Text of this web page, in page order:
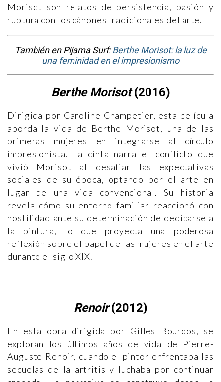
Morisot son relatos de persistencia, pasión y
ruptura con los cánones tradicionales del arte.
También en Pijama Surf:Berthe Morisot: la luz de
una feminidad en el impresionismo
Berthe Morisot(2016)
Dirigida por Caroline Champetier, esta película
aborda la vida de Berthe Morisot, una de las
primeras mujeres en integrarse al círculo
impresionista. La cinta narra el conflicto que
vivió Morisot al desafiar las expectativas
sociales de su época, optando por el arte en
lugar de una vida convencional. Su historia
revela cómo su entorno familiar reaccionó con
hostilidad ante su determinación de dedicarse a
la pintura, lo que proyecta una poderosa
reflexión sobre el papel de las mujeres en el arte
durante el siglo XIX.
Renoir(2012)
En esta obra dirigida por Gilles Bourdos, se
exploran los últimos años de vida de Pierre-
Auguste Renoir, cuando el pintor enfrentaba las
secuelas de la artritis y luchaba por continuar